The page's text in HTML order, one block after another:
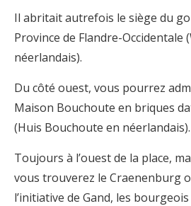
Il abritait autrefois le siège du
Province de Flandre-Occidentale
néerlandais).
Du côté ouest, vous pourrez
Maison Bouchoute en briques
(Huis Bouchoute en néerlandais).
Toujours à l’ouest de la place,
vous trouverez le Craenenburg
l’initiative de Gand, les